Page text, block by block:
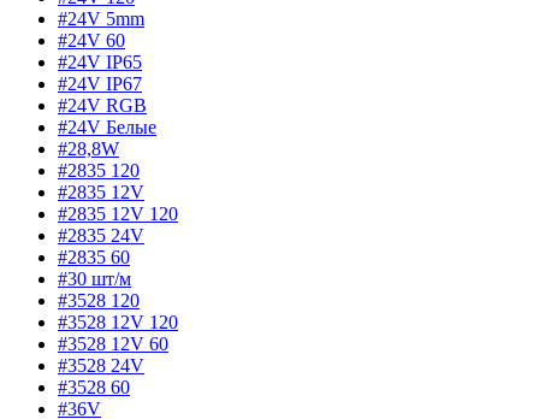
#24V 5mm
#24V 60
#24V IP65
#24V IP67
#24V RGB
#24V Белые
#28,8W
#2835 120
#2835 12V
#2835 12V 120
#2835 24V
#2835 60
#30 шт/м
#3528 120
#3528 12V 120
#3528 12V 60
#3528 24V
#3528 60
#36V